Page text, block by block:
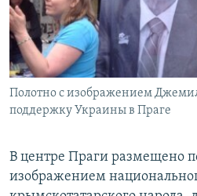
ПОБЕДИТЕЛЕЙ НЕ СУДЯТ?
КРЫМ.НЕПОКОРЕННЫЙ
ELIFBE
УКРАИНСКАЯ ПРОБЛЕМА КРЫМА
ПРИСОЕДИНЯЙТЕСЬ!
Все сайты RFE/RL
Полотно с изображением
поддержку Украины в Праге
В центре Праги размещено
изображением